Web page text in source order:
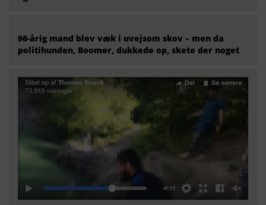
96-årig mand blev væk i uvejsom skov – men da
politihunden, Boomer, dukkede op, skete der noget